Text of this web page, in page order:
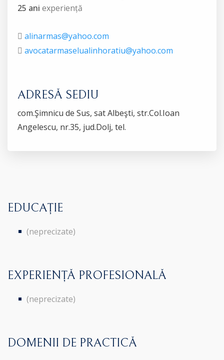
25 ani experiență
alinarmas@yahoo.com
avocatarmaselualinhoratiu@yahoo.com
ADRESĂ SEDIU
com.Şimnicu de Sus, sat Albeşti, str.Col.Ioan
Angelescu, nr.35, jud.Dolj, tel.
EDUCAȚIE
(neprecizate)
EXPERIENȚĂ PROFESIONALĂ
(neprecizate)
DOMENII DE PRACTICĂ